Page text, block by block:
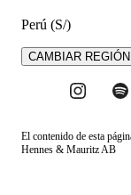
Perú (S/)
CAMBIAR REGIÓN
El contenido de esta
Hennes & Mauritz AB